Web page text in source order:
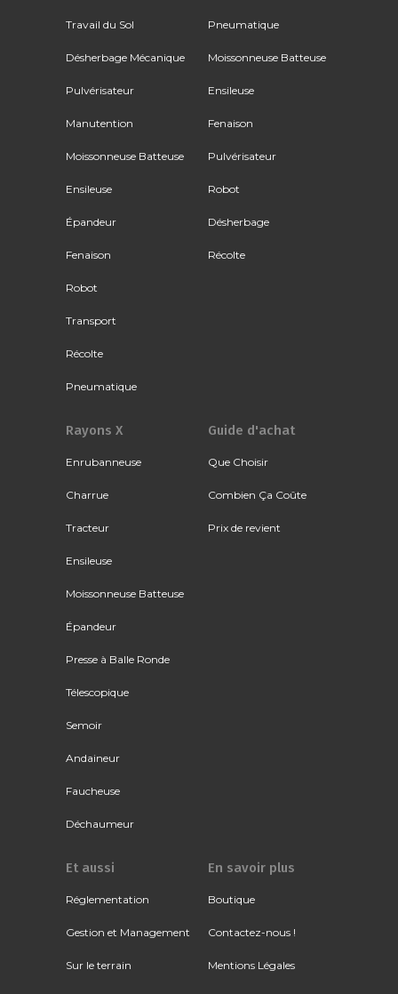
Travail du Sol
Désherbage Mécanique
Pulvérisateur
Manutention
Moissonneuse Batteuse
Ensileuse
Épandeur
Fenaison
Robot
Transport
Récolte
Pneumatique
Pneumatique
Moissonneuse Batteuse
Ensileuse
Fenaison
Pulvérisateur
Robot
Désherbage
Récolte
Rayons X
Enrubanneuse
Charrue
Tracteur
Ensileuse
Moissonneuse Batteuse
Épandeur
Presse à Balle Ronde
Télescopique
Semoir
Andaineur
Faucheuse
Déchaumeur
Guide d'achat
Que Choisir
Combien Ça Coûte
Prix de revient
Et aussi
Réglementation
Gestion et Management
Sur le terrain
En savoir plus
Boutique
Contactez-nous !
Mentions Légales